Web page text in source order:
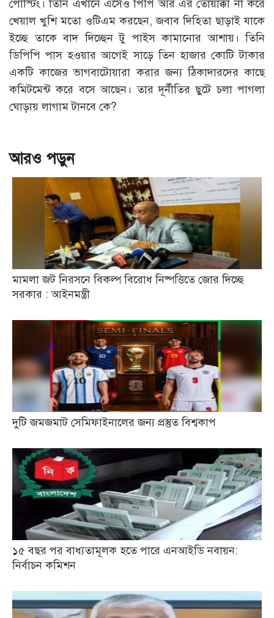
পোস্টিং। তিনি এখানে এসেও পিপি আর এঁর তোয়াক্কা না করে
খেয়াল খুশি মতো ওটিএম করছেন, জবাব দিহিতা ছাড়াই যাকে
ইচ্ছে তাকে বাদ দিচ্ছেন টু পাইস কামানোর আশায়। তিনি
ডিপিপি পাস হওয়ার আগেই সাড়ে তিন হাজার কোটি টাকার
একটি কাজের ভাগবাটোয়ারা করার জন্য ঠিকাদারদের কাছে
কমিটমেন্ট করে বসে আছেন। তার দূর্নীতির ছুটে চলা পাগলা
ঘোড়ায় লাগাম টানবে কে?
আরও পড়ুন
মামলা জট নিরসনে বিকল্প বিরোধ নিষ্পত্তিতে জোর দিচ্ছে
সরকার : আইনমন্ত্রী
দুটি জমজমাট সেমিফাইনালের জন্য প্রস্তুত বিশ্বকাপ
১৫ বছর পর বাধ্যতামূলক হতে পারে এনআইডি নবায়ন:
নির্বাচন কমিশন